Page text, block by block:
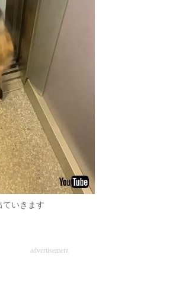
ていきます
advertisement